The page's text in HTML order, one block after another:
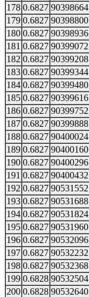
178 0.6827 90398664
179 0.6827 90398800
180 0.6827 90398936
181 0.6827 90399072
182 0.6827 90399208
183 0.6827 90399344
184 0.6827 90399480
185 0.6827 90399616
186 0.6827 90399752
187 0.6827 90399888
188 0.6827 90400024
189 0.6827 90400160
190 0.6827 90400296
191 0.6827 90400432
192 0.6827 90531552
193 0.6827 90531688
194 0.6827 90531824
195 0.6827 90531960
196 0.6827 90532096
197 0.6827 90532232
198 0.6827 90532368
199 0.6828 90532504
200 0.6828 90532640